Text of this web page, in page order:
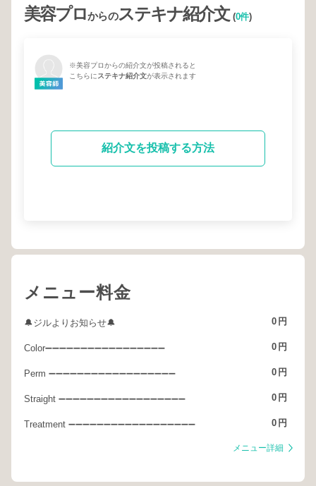
美容プロからのステキナ紹介文(0件)
※美容プロからの紹介文が投稿されると
こちらにステキナ紹介文が表示されます
紹介文を投稿する方法
メニュー料金
🔔ジルよりお知らせ🔔 0 円
Color➖➖➖➖➖➖➖➖➖➖➖➖➖➖➖➖➖ 0 円
Perm ➖➖➖➖➖➖➖➖➖➖➖➖➖➖➖➖➖➖ 0 円
Straight ➖➖➖➖➖➖➖➖➖➖➖➖➖➖➖➖➖➖ 0 円
Treatment ➖➖➖➖➖➖➖➖➖➖➖➖➖➖➖➖➖➖ 0 円
メニュー詳細